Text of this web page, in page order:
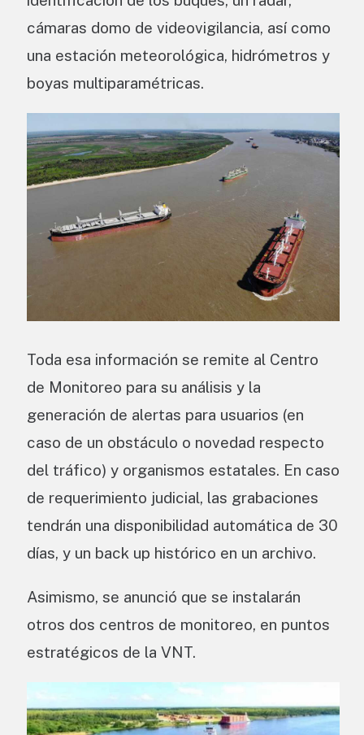
cámaras domo de videovigilancia, así como
una estación meteorológica, hidrómetros y
boyas multiparamétricas.
Toda esa información se remite al Centro
de Monitoreo para su análisis y la
generación de alertas para usuarios (en
caso de un obstáculo o novedad respecto
del tráfico) y organismos estatales. En caso
de requerimiento judicial, las grabaciones
tendrán una disponibilidad automática de 30
días, y un back up histórico en un archivo.
Asimismo, se anunció que se instalarán
otros dos centros de monitoreo, en puntos
estratégicos de la VNT.